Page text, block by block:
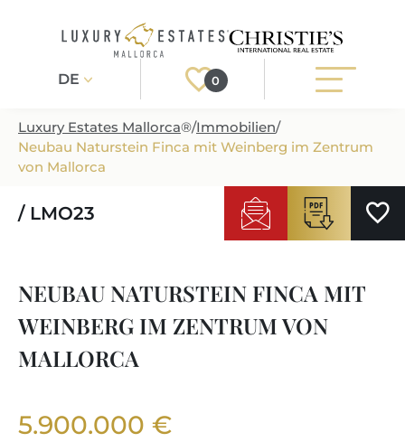
DE 0
Registrieren Login
IMMOBILIEN
BAUPROJEKTE
NEUBAUVILLEN
LUXUSIMMOBILIEN
UNSER SERVICE
IMMOBILIEN SCOUT
IHR LUXUSMAKLER AUF MALLORCA
IMMOBILIENMAKLER IN PORTALS
REGIONEN
REGION ANDRATX
Luxury Estates Mallorca®/Immobilien/
Neubau Naturstein Finca mit Weinberg im Zentrum
von Mallorca
/ LMO23
NEUBAU NATURSTEIN FINCA MIT
WEINBERG IM ZENTRUM VON
MALLORCA
5.900.000 €